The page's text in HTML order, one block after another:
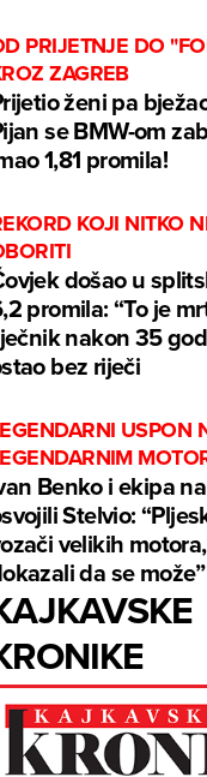
PRIJETNJE DO
ZAGREB
ženi pa
se BMW-om
1,81 promila!
KOJI NITKO
došao u
promila: “To je
nakon 35
bez riječi
USPON
Benko i ekipa
Stelvio:
velikih
da se može”